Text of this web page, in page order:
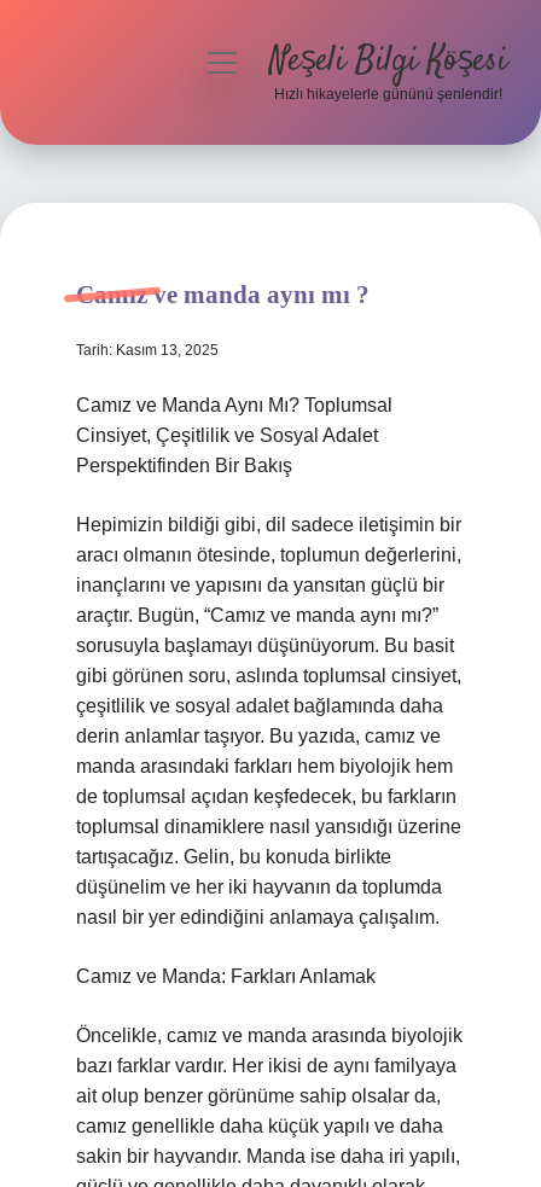
Hakkımızda
menüyüNeşeli Bilgi Köşesi
Hızlı hikayelerle gününü şenlendir!
Camız ve manda aynı mı ?
Tarih: Kasım 13, 2025
Camız ve Manda Aynı Mı? Toplumsal
Cinsiyet, Çeşitlilik ve Sosyal Adalet
Perspektifinden Bir Bakış
Hepimizin bildiği gibi, dil sadece iletişimin bir
aracı olmanın ötesinde, toplumun değerlerini,
inançlarını ve yapısını da yansıtan güçlü bir
araçtır. Bugün, “Camız ve manda aynı mı?”
sorusuyla başlamayı düşünüyorum. Bu basit
gibi görünen soru, aslında toplumsal cinsiyet,
çeşitlilik ve sosyal adalet bağlamında daha
derin anlamlar taşıyor. Bu yazıda, camız ve
manda arasındaki farkları hem biyolojik hem
de toplumsal açıdan keşfedecek, bu farkların
toplumsal dinamiklere nasıl yansıdığı üzerine
tartışacağız. Gelin, bu konuda birlikte
düşünelim ve her iki hayvanın da toplumda
nasıl bir yer edindiğini anlamaya çalışalım.
Camız ve Manda: Farkları Anlamak
Öncelikle, camız ve manda arasında biyolojik
bazı farklar vardır. Her ikisi de aynı familyaya
ait olup benzer görünüme sahip olsalar da,
camız genellikle daha küçük yapılı ve daha
sakin bir hayvandır. Manda ise daha iri yapılı,